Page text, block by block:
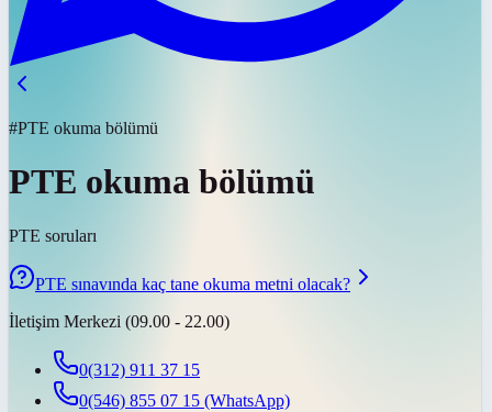
#PTE okuma bölümü
PTE okuma bölümü
PTE soruları
PTE sınavında kaç tane okuma metni olacak?
İletişim Merkezi (09.00 - 22.00)
0(312) 911 37 15
0(546) 855 07 15 (WhatsApp)